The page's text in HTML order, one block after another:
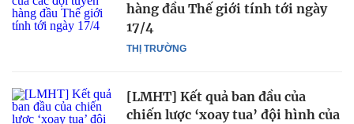
THỊ TRƯỜNG
hàng đầu Thế giới tính tới ngày
17/4
[LMHT] Kết quả ban đầu của
chiến lược ‘xoay tua’ đội hình của